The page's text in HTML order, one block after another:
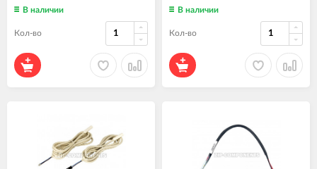
В наличии
Кол-во
В наличии
Кол-во